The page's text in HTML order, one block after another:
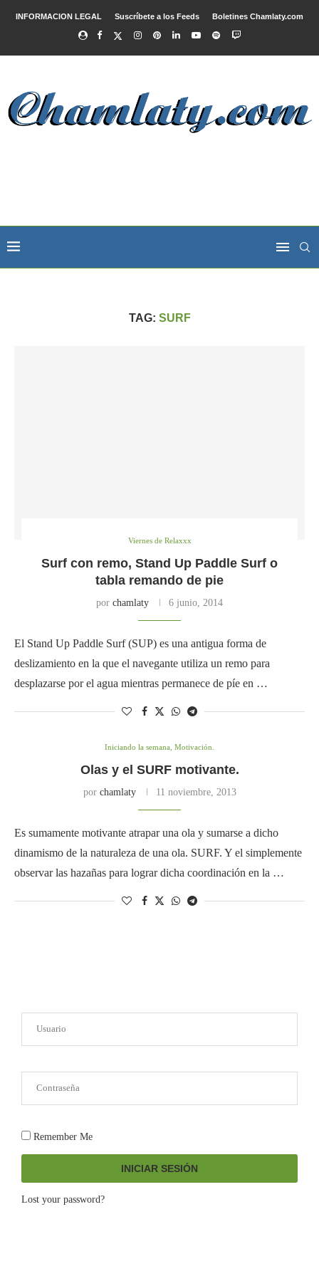
INFORMACION LEGAL Suscríbete a los Feeds Boletines Chamlaty.com
TAG: SURF
Viernes de Relaxxx
Surf con remo, Stand Up Paddle Surf o
tabla remando de pie
por chamlaty 6 junio, 2014
El Stand Up Paddle Surf (SUP) es una antigua forma de
deslizamiento en la que el navegante utiliza un remo para
desplazarse por el agua mientras permanece de píe en …
Iniciando la semana, Motivación.
Olas y el SURF motivante.
por chamlaty 11 noviembre, 2013
Es sumamente motivante atrapar una ola y sumarse a dicho
dinamismo de la naturaleza de una ola. SURF. Y el simplemente
observar las hazañas para lograr dicha coordinación en la …
Remember Me
INICIAR SESIÓN
Lost your password?